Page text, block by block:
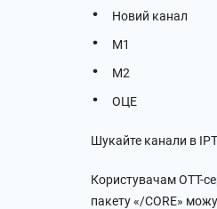
Новий канал
М1
М2
ОЦЕ
Шукайте канали в
Користувачам ОТТ-
пакету «/CORE»